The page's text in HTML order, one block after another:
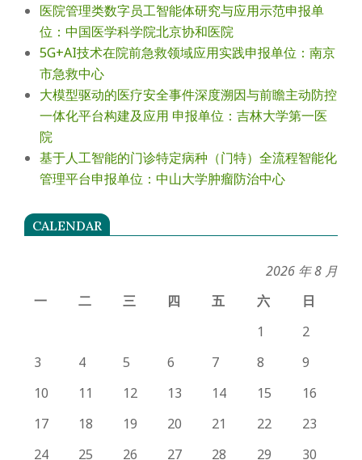
医院管理类数字员工智能体研究与应用示范申报单
位：中国医学科学院北京协和医院
5G+AI技术在院前急救领域应用实践申报单位：南京
市急救中心
大模型驱动的医疗安全事件深度溯因与前瞻主动防控
一体化平台构建及应用 申报单位：吉林大学第一医
院
基于人工智能的门诊特定病种（门特）全流程智能化
管理平台申报单位：中山大学肿瘤防治中心
CALENDAR
2026 年 8 月
一
二 三 四 五 六
日
1
2
3
4 5 6 7 8
9
10
11 12 13 14 15
16
17
18 19 20 21 22
23
24
25 26 27 28 29
30